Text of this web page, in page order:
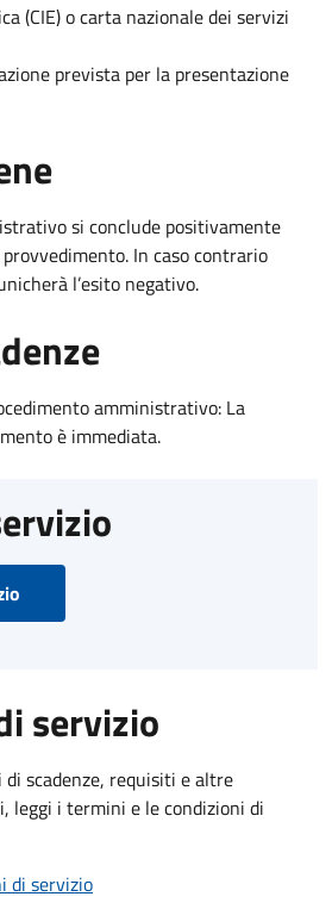
(CIE) o carta nazionale dei servizi
prevista per la presentazione
si conclude positivamente
In caso contrario
l’esito negativo.
amministrativo: La
è immediata.
servizio
scadenze, requisiti e altre
leggi i termini e le condizioni di
di servizio